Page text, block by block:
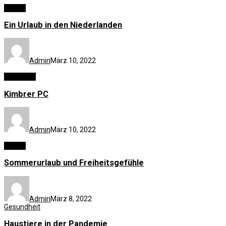
Ein Urlaub in den Niederlanden
AdminMärz 10, 2022
Kimbrer PC
AdminMärz 10, 2022
Sommerurlaub und Freiheitsgefühle
AdminMärz 8, 2022
Gesundheit
Haustiere in der Pandemie